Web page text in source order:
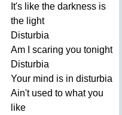
It's like the darkness is
the light
Disturbia
Am
scaring you tonight
Disturbia
Your mind is in disturbia
Ain't used to what you
like